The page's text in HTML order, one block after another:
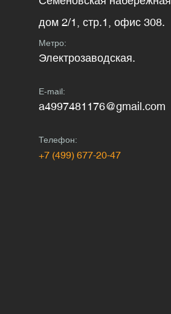
дом 2/1, стр.1, офис 308.
Метро:
Электрозаводская.
E-mail:
a4997481176@gmail.com
Телефон:
+7 (499) 677-20-47